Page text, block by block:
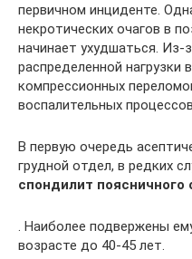
первичном инциденте.
некротических очагов в
начинает ухудшаться. Из-
распределенной нагрузки
компрессионных
воспалительных
В первую очередь
грудной отдел, в редких
спондилит поясничного
. Наиболее подвержены
возрасте до 40-45 лет.